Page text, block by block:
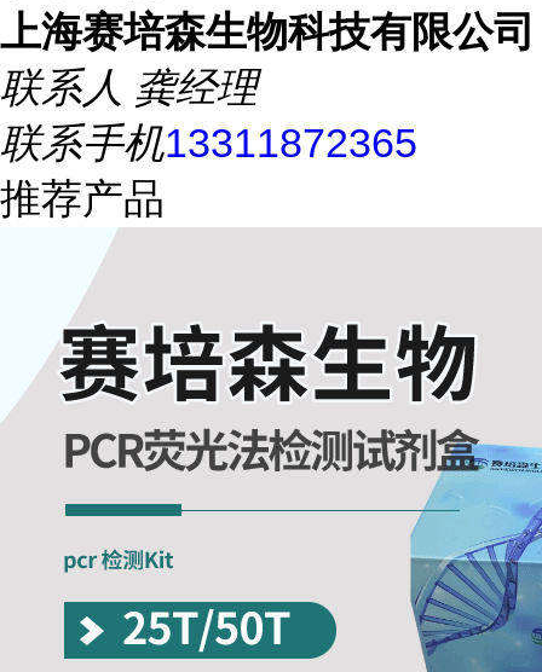
上海赛培森生物科技有限公司
联系人 龚经理
联系手机13311872365
推荐产品